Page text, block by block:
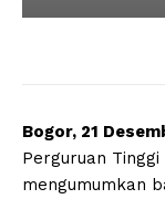
Bogor, 21
Perguruan
mengumumkan